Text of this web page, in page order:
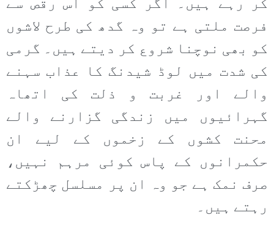
فرصت ملتی ہے تو وہ گدھ کی طرح لاشوں
کو بھی نوچنا شروع کر دیتے ہیں۔ گرمی
کی شدت میں لوڈ شیدنگ کا عذاب سہنے
والے اور غربت و ذلت کی اتھاہ
گہرائیوں میں زندگی گزارنے والے
محنت کشوں کے زخموں کے لیے ان
حکمرانوں کے پاس کوئی مرہم نہیں،
صرف نمک ہے جو وہ ان پر مسلسل چھڑکتے
رہتے ہیں۔